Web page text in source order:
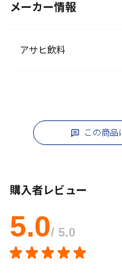
メーカー情報
アサヒ飲料
この商品
購入者レビュー
5.0/ 5.0